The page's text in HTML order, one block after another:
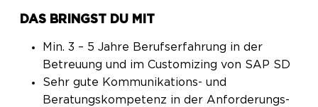
DAS BRINGST DU MIT
Min. 3 – 5 Jahre Berufserfahrung in der
Betreuung und im Customizing von SAP SD
Sehr gute Kommunikations- und
Beratungskompetenz in der Anforderungs-